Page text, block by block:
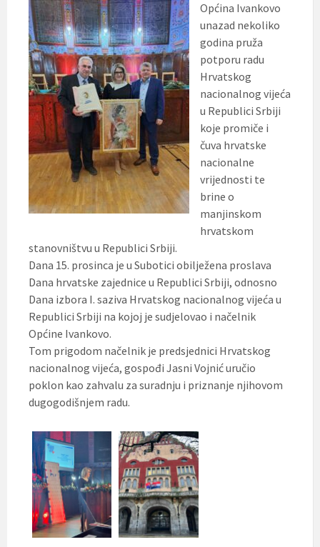
Općina Ivankovo
unazad nekoliko
godina pruža
potporu radu
Hrvatskog
nacionalnog vijeća
u Republici Srbiji
koje promiče i
čuva hrvatske
nacionalne
vrijednosti te
brine o
manjinskom
hrvatskom
stanovništvu u Republici Srbiji.
Dana 15. prosinca je u Subotici obilježena proslava
Dana hrvatske zajednice u Republici Srbiji, odnosno
Dana izbora I. saziva Hrvatskog nacionalnog vijeća u
Republici Srbiji na kojoj je sudjelovao i načelnik
Općine Ivankovo.
Tom prigodom načelnik je predsjednici Hrvatskog
nacionalnog vijeća, gospođi Jasni Vojnić uručio
poklon kao zahvalu za suradnju i priznanje njihovom
dugogodišnjem radu.